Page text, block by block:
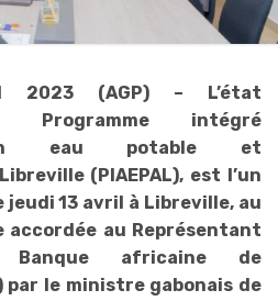
2023 (AGP) – L’état
Programme intégré
en eau potable et
(PIAEPAL), est l’un
jeudi 13 avril à Libreville, au
accordée au Représentant
africaine de
par le ministre gabonais de